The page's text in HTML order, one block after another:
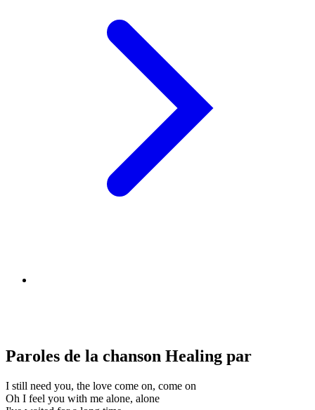
Paroles de la chanson Healing par
I still need you, the love come on, come on
Oh I feel you with me alone, alone